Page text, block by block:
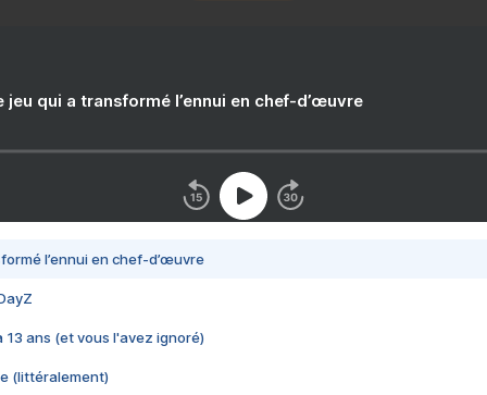
jeu qui a transformé l’ennui en chef-d’œuvre
l’ennui en chef-d’œuvre
13 ans (et vous l'avez ignoré)
(littéralement)